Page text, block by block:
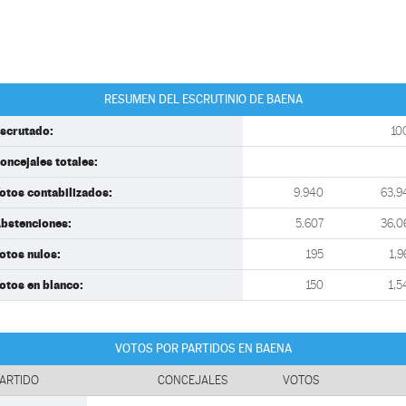
RESUMEN DEL ESCRUTINIO DE BAENA
totales:
contabilizados: 9.940
5.607
nulos: 195
en blanco: 150
VOTOS POR PARTIDOS EN BAENA
CONCEJALES VOTOS